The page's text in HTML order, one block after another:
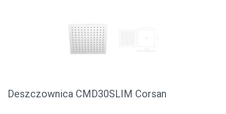
Deszczownica CMD30SLIM Corsan